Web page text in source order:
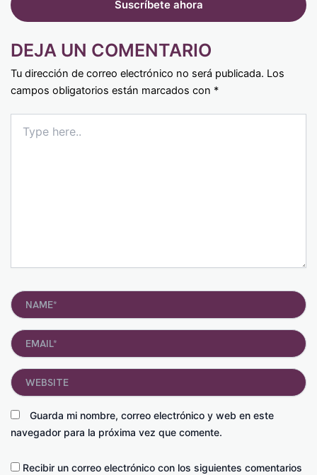
DEJA UN COMENTARIO
Tu dirección de correo electrónico no será publicada. Los
campos obligatorios están marcados con *
here..
Name*
Email*
Guarda mi nombre, correo electrónico y web en este
navegador para la próxima vez que comente.
Website
Recibir un correo electrónico con los siguientes comentarios